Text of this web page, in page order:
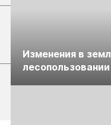
Изменения в